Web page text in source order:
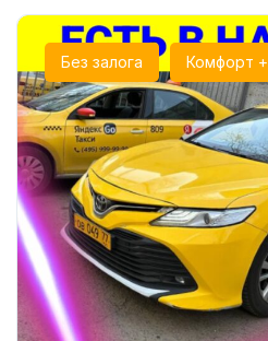
Без залога Комфорт +